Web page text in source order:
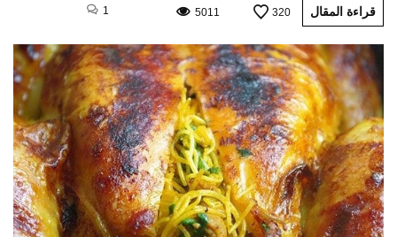
قراءة المقال 320
5011
1